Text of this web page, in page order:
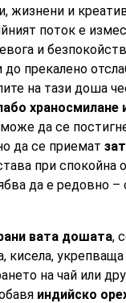
жизнени и
поток е
и
до прекалено
на тази доша
храносмилане
може да се
да се приемат
при спокойна
да е редовно –
вата дошата,
кисела, укрепваща
на чай или
индийско